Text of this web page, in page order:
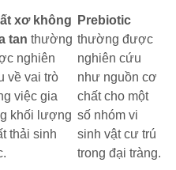
xơ không
tan thường
nghiên
về vai trò
việc gia
khối lượng
thải sinh
Prebiotic
thường được
nghiên cứu
như nguồn cơ
chất cho một
số nhóm vi
sinh vật cư trú
trong đại tràng.